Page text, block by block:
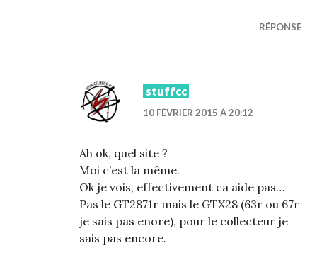
RÉPONSE
stuffcc
10 FÉVRIER 2015 À 20:12
Ah ok, quel site ?
Moi c’est la même.
Ok je vois, effectivement ca aide pas…
Pas le GT2871r mais le GTX28 (63r ou 67r
je sais pas enore), pour le collecteur je
sais pas encore.